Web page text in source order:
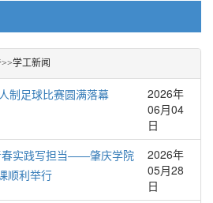
>>学工新闻
制足球比赛圆满落幕
2026年
06月04
日
春实践写担当——肇庆学院
顺利举行
2026年
05月28
日